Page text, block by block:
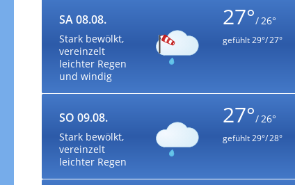
SA 08.08.
Stark bewölkt,
vereinzelt
leichter Regen
und windig
27°/ 26°
gefühlt29°/ 27°
SO 09.08.
Stark bewölkt,
vereinzelt
leichter Regen
27°/ 26°
gefühlt29°/ 28°